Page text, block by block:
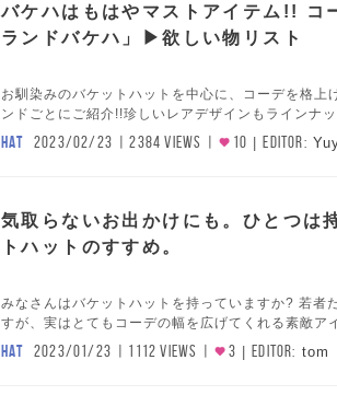
バケハはもはやマストアイテム!! コ
ランドバケハ」▶欲しい物リスト
お馴染みのバケットハットを中心に、コーデを格上
ンドごとにご紹介!!珍しいレアデザインもラインナ
HAT 2023/02/23 2384 VIEWS 10 EDITOR:
気取らないお出かけにも。ひとつは
トハットのすすめ。
みなさんはバケットハットを持っていますか? 若者
すが、実はとてもコーデの幅を広げてくれる素敵ア
HAT 2023/01/23 1112 VIEWS 3 EDITOR: tom